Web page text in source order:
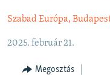
tartalomjegyzékre
ELEMZŐ
NER15
SZABADON
Szabad Európa,
2025. február 21.
Megosztás